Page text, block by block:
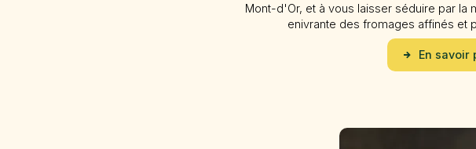
Mont-d'Or, et à vous laisser séduire par
enivrante des fromages affinés et
En savoir